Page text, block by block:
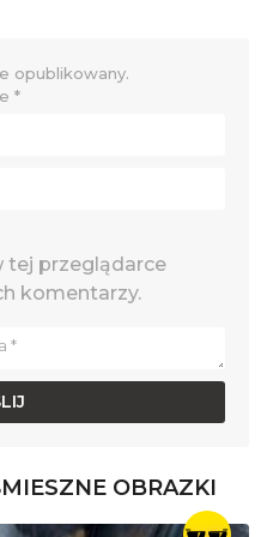
opublikowany.
*
tej przeglądarce
komentarzy.
OBRAZKI